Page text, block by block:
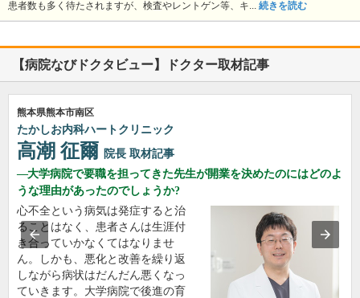
患者数も多く待たされますが、検査やレントゲン等、キ... 続きを読む
【病院なびドクタビュー】ドクター取材記事
熊本県熊本市南区
たかしお内科ハートクリニック
高潮 征爾 院長 取材記事
大学病院で要職を担ってきた先生が開業を決めたのにはどのよ
うな理由があったのでしょうか?
心不全という病気は発症すると治
ることはなく、患者さんは生涯付
き合っていかなくてはなりませ
ん。しかも、悪化と改善を繰り返
しながら病状はだんだん悪くなっ
ていきます。大学病院で後進の育